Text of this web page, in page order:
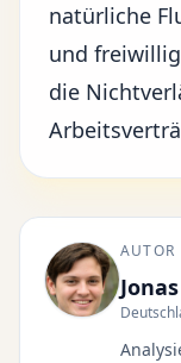
natürliche
und
die
AUTOR